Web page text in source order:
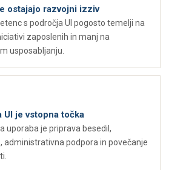
ostajajo razvojni izziv
s področja UI pogosto temelji na
zaposlenih in manj na
usposabljanju.
UI je vstopna točka
uporaba je priprava besedil,
administrativna podpora in povečanje